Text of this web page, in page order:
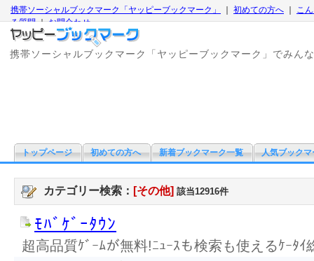
携帯ソーシャルブックマーク「ヤッピーブックマーク」 初めての方へ
こ
る質問｜お問合わせ
携帯ソーシャルブックマーク「ヤッピーブックマーク」でみん
トップページ 初めての方へ 新着ブックマーク一覧 人気ブックマ
カテゴリー検索： [その他] 該当12916件
ﾓﾊﾞｹﾞｰﾀｳﾝ
超高品質ｹﾞｰﾑが無料!ﾆｭｰｽも検索も使えるｹｰﾀｲ